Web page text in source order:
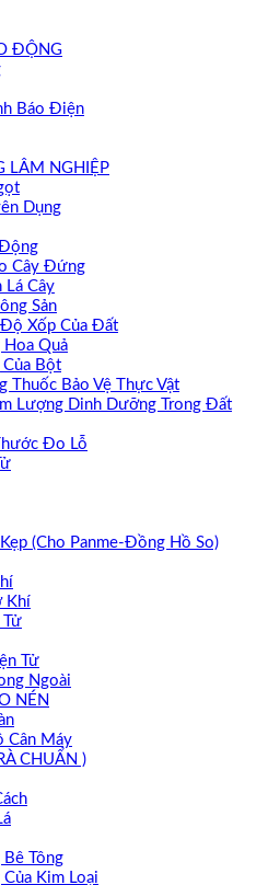
ĐỘNG
Báo Điện
LÂM NGHIỆP
Dụng
Cây Đứng
Cây
Sản
Xốp Của Đất
Quả
Bột
Thuốc Bảo Vệ Thực Vật
Lượng Dinh Dưỡng Trong Đất
Đo Lỗ
(Cho Panme-Đồng Hồ So)
Khí
Tử
Ngoài
NÉN
Cân Máy
CHUẨN )
Tông
Kim Loại